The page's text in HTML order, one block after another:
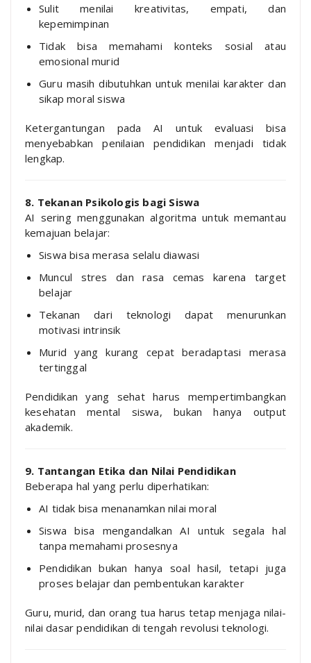
Sulit menilai kreativitas, empati, dan
kepemimpinan
Tidak bisa memahami konteks sosial atau
emosional murid
Guru masih dibutuhkan untuk menilai karakter dan
sikap moral siswa
Ketergantungan pada AI untuk evaluasi bisa
menyebabkan penilaian pendidikan menjadi tidak
lengkap.
8. Tekanan Psikologis bagi Siswa
AI sering menggunakan algoritma untuk memantau
kemajuan belajar:
Siswa bisa merasa selalu diawasi
Muncul stres dan rasa cemas karena target
belajar
Tekanan dari teknologi dapat menurunkan
motivasi intrinsik
Murid yang kurang cepat beradaptasi merasa
tertinggal
Pendidikan yang sehat harus mempertimbangkan
kesehatan mental siswa, bukan hanya output
akademik.
9. Tantangan Etika dan Nilai Pendidikan
Beberapa hal yang perlu diperhatikan:
AI tidak bisa menanamkan nilai moral
Siswa bisa mengandalkan AI untuk segala hal
tanpa memahami prosesnya
Pendidikan bukan hanya soal hasil, tetapi juga
proses belajar dan pembentukan karakter
Guru, murid, dan orang tua harus tetap menjaga nilai-
nilai dasar pendidikan di tengah revolusi teknologi.